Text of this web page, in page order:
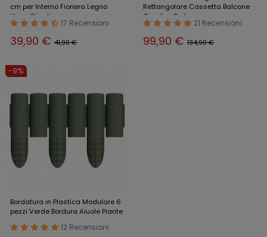
cm per Interno Fioriera Legno
Vaso Giardino
17 Recensioni
39,90 € 41,90 €
Rettangolare Cassetta Balcone
Giardino Portavaso
21 Recensioni
99,90 € 134,90 €
-9%
Bordatura in Plastica Modulare 6
pezzi Verde Bordura Aiuole Piante
12 Recensioni